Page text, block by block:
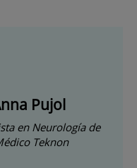
Pujol
en Neurología de
Teknon